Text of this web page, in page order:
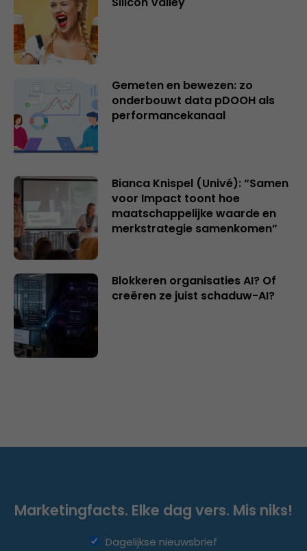
Gemeten en bewezen: zo
onderbouwt data pDOOH als
performancekanaal
Bianca Knispel (Univé): “Samen
voor Impact toont hoe
maatschappelijke waarde en
merkstrategie samenkomen”
Blokkeren organisaties AI? Of
creëren ze juist schaduw-AI?
Marketingfacts. Elke dag vers. Mis niks!
Dagelijkse nieuwsbrief